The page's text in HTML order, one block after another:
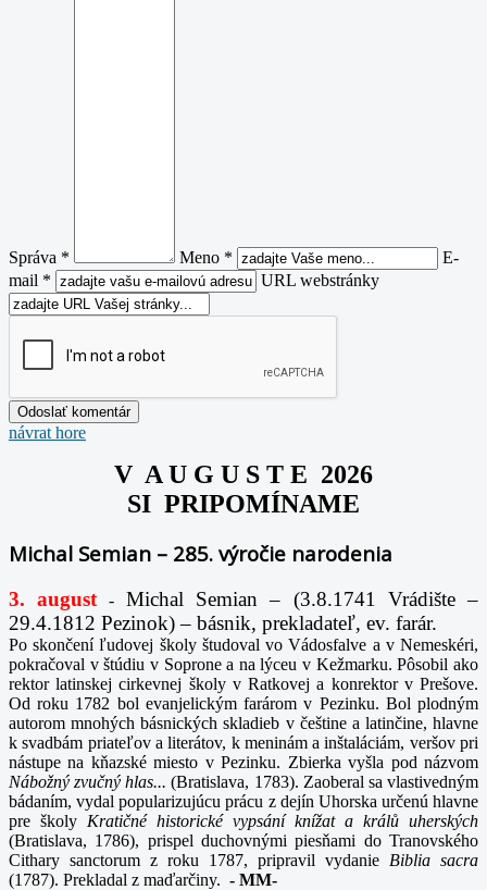
Správa * Meno *
E-
mail *
URL webstránky
návrat hore
V A U G U S T E 2026
SI PRIPOMÍNAME
Michal Semian – 285. výročie narodenia
3. august -Michal Semian – (3.8.1741 Vrádište –
29.4.1812 Pezinok) – básnik, prekladateľ, ev. farár.
Po skončení ľudovej školy študoval vo Vádosfalve a v Nemeskéri,
pokračoval v štúdiu v Soprone a na lýceu v Kežmarku. Pôsobil ako
rektor latinskej cirkevnej školy v Ratkovej a konrektor v Prešove.
Od roku 1782 bol evanjelickým farárom v Pezinku. Bol plodným
autorom mnohých básnických skladieb v češtine a latinčine, hlavne
k svadbám priateľov a literátov, k meninám a inštaláciám, veršov pri
nástupe na kňazské miesto v Pezinku. Zbierka vyšla pod názvom
Nábožný zvučný hlas...(Bratislava, 1783). Zaoberal sa vlastivedným
bádaním, vydal popularizujúcu prácu z dejín Uhorska určenú hlavne
pre školy Kratičné historické vypsání knížat a králů uherských
(Bratislava, 1786), prispel duchovnými piesňami do Tranovského
Cithary sanctorum z roku 1787, pripravil vydanie Biblia sacra
(1787). Prekladal z maďarčiny. - MM-